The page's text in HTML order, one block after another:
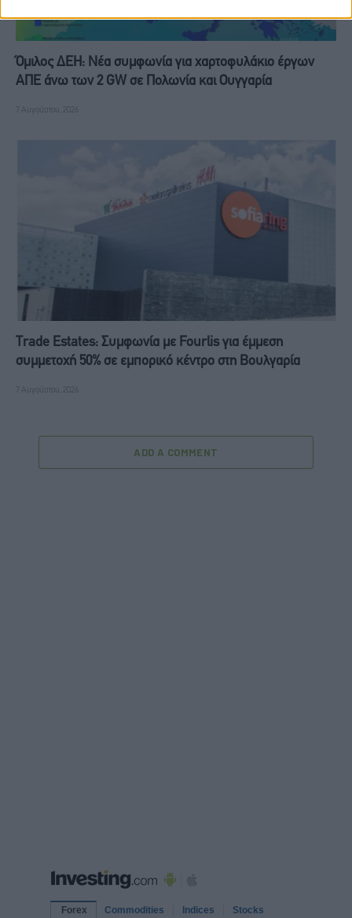
Όμιλος ΔΕΗ: Νέα συμφωνία για χαρτοφυλάκιο έργων
ΑΠΕ άνω των 2 GW σε Πολωνία και Ουγγαρία
7 Αυγούστου, 2026
Trade Estates: Συμφωνία με Fourlis για έμμεση
συμμετοχή 50% σε εμπορικό κέντρο στη Βουλγαρία
7 Αυγούστου, 2026
ADD A COMMENT